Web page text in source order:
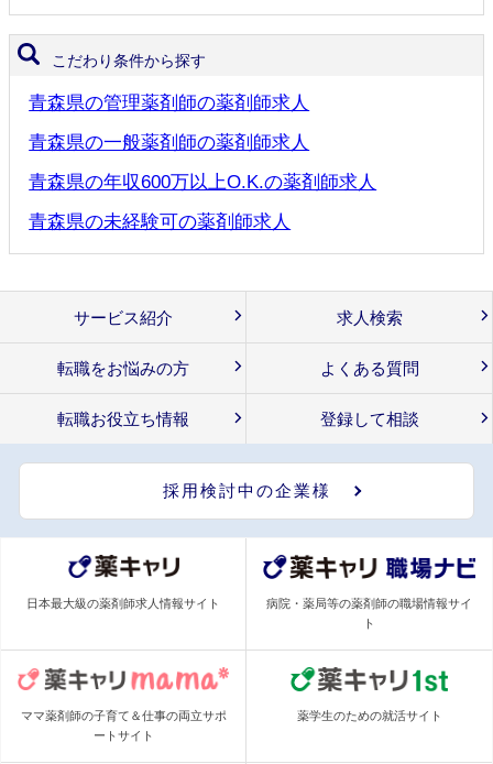
こだわり条件から探す
青森県の管理薬剤師の薬剤師求人
青森県の一般薬剤師の薬剤師求人
青森県の年収600万以上O.K.の薬剤師求人
青森県の未経験可の薬剤師求人
サービス紹介 求人検索
転職をお悩みの方 よくある質問
転職お役立ち情報 登録して相談
採用検討中の企業様
日本最大級の薬剤師求人情報サイト
病院・薬局等の薬剤師の職場情報サイ
ト
ママ薬剤師の子育て＆仕事の両立サポ
ートサイト
薬学生のための就活サイト